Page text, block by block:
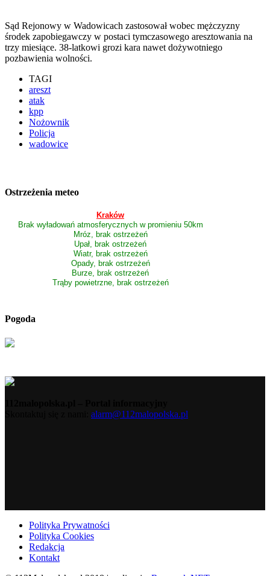
Sąd Rejonowy w Wadowicach zastosował wobec mężczyzny
środek zapobiegawczy w postaci tymczasowego aresztowania na
trzy miesiące. 38-latkowi grozi kara nawet dożywotniego
pozbawienia wolności.
TAGI
areszt
atak
kpp
Nożownik
Policja
wadowice
Ostrzeżenia meteo
Kraków
Brak wyładowań atmosferycznych w promieniu 50km
Mróz, brak ostrzeżeń
Upał, brak ostrzeżeń
Wiatr, brak ostrzeżeń
Opady, brak ostrzeżeń
Burze, brak ostrzeżeń
Trąby powietrzne, brak ostrzeżeń
Pogoda
alarm@112malopolska.pl
Polityka Prywatności
Polityka Cookies
Redakcja
Kontakt